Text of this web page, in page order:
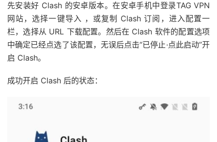
先安装好 Clash 的安卓版本。在安卓手机中登录TAG VPN
网站，选择一键导入 ，或复制 Clash 订阅，进入配置一
栏，选择从 URL 下载配置。然后在 Clash 软件的配置选项
中确定已经点选了该配置，无误后点击“已停止·点此启动”开
启 Clash。
成功开启 Clash 后的状态：